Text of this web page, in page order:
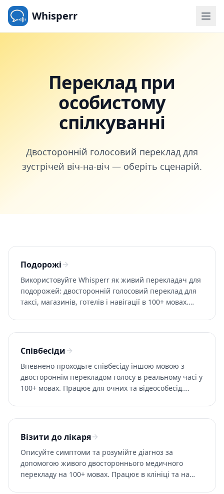
Whisperr
Переклад при
особистому
спілкуванні
Двосторонній голосовий переклад для
зустрічей віч-на-віч — оберіть сценарій.
Подорожі
Використовуйте Whisperr як живий перекладач для
подорожей: двосторонній голосовий переклад для
таксі, магазинів, готелів і навігації в 100+ мовах.
Співбесіди
Впевнено проходьте співбесіду іншою мовою з
двостороннім перекладом голосу в реальному часі у
100+ мовах. Працює для очних та відеособесід.
Візити до лікаря
Описуйте симптоми та розумійте діагноз за
допомогою живого двостороннього медичного
перекладу на 100+ мовах. Працює в клініці та на